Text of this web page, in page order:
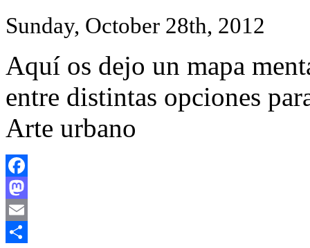
Sunday, October 28th, 2012
Aquí os dejo un mapa
entre distintas opciones
Arte urbano
Facebook
Mastodon
Email